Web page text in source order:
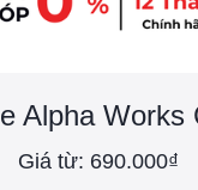
Giá từ: 690.000₫